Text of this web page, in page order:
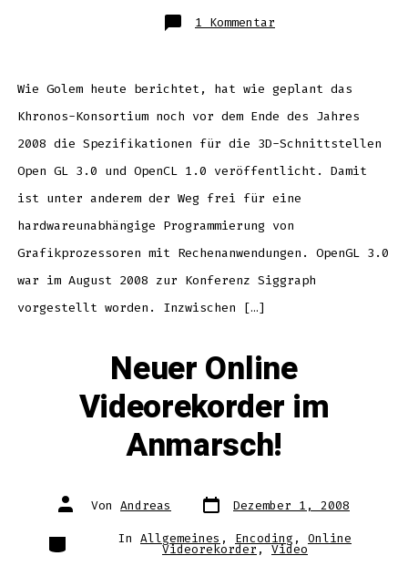
1 Kommentar
OpenCL
Wie Golem heute berichtet, hat wie geplant das
Khronos-Konsortium noch vor dem Ende des Jahres
2008 die Spezifikationen für die 3D-Schnittstellen
Open GL 3.0 und OpenCL 1.0 veröffentlicht. Damit
ist unter anderem der Weg frei für eine
hardwareunabhängige Programmierung von
Grafikprozessoren mit Rechenanwendungen. OpenGL 3.0
war im August 2008 zur Konferenz Siggraph
vorgestellt worden. Inzwischen […]
Neuer Online
Videorekorder im
Anmarsch!
Autor
des Von Andreas Datum
des
Dezember 1, 2008
Kategorien In Allgemeines , Encoding , Online
Videorekorder,Video